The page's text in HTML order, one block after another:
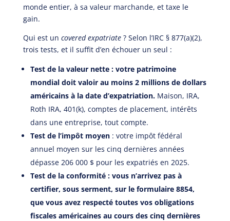
monde entier, à sa valeur marchande, et taxe le
gain.
Qui est un covered expatriate? Selon l’IRC § 877(a)(2),
trois tests, et il suffit d’en échouer un seul :
Test de la valeur nette : votre patrimoine
mondial doit valoir au moins 2 millions de dollars
américains à la date d’expatriation.Maison, IRA,
Roth IRA, 401(k), comptes de placement, intérêts
dans une entreprise, tout compte.
Test de l’impôt moyen: votre impôt fédéral
annuel moyen sur les cinq dernières années
dépasse 206 000 $ pour les expatriés en 2025.
Test de la conformité : vous n’arrivez pas à
certifier, sous serment, sur le formulaire 8854,
que vous avez respecté toutes vos obligations
fiscales américaines au cours des cinq dernières